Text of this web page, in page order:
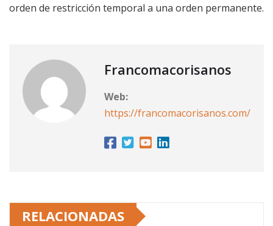
orden de restricción temporal a una orden permanente.
Francomacorisanos
Web:
https://francomacorisanos.com/
RELACIONADAS